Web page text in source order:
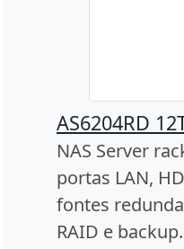
AS6204RD
NAS Server
portas LAN,
fontes
RAID e backup.